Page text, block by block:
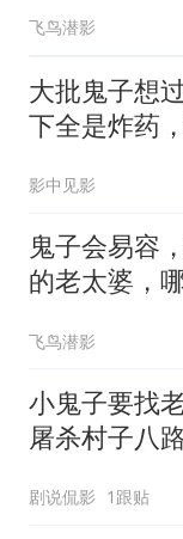
飞鸟潜影
大批鬼子想
下全是炸药
影中见影
鬼子会易容
的老太婆，
飞鸟潜影
小鬼子要找
屠杀村子八
剧说侃影 1跟贴